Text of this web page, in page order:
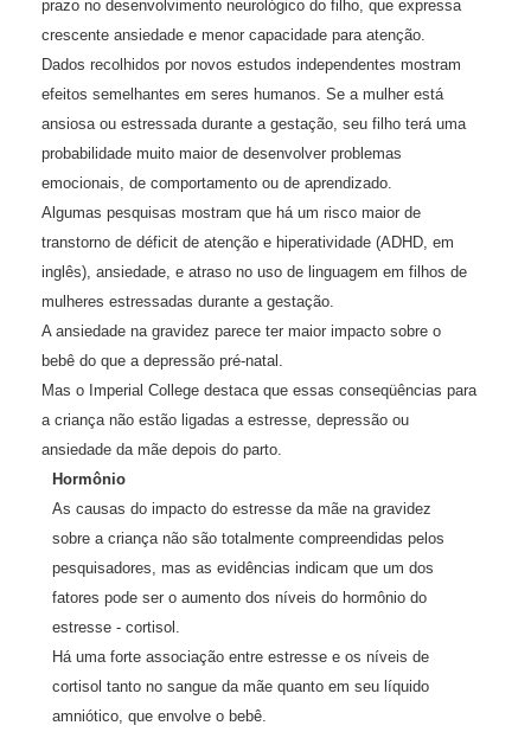
prazo no desenvolvimento neurológico do filho, que expressa
crescente ansiedade e menor capacidade para atenção.
Dados recolhidos por novos estudos independentes mostram
efeitos semelhantes em seres humanos. Se a mulher está
ansiosa ou estressada durante a gestação, seu filho terá uma
probabilidade muito maior de desenvolver problemas
emocionais, de comportamento ou de aprendizado.
Algumas pesquisas mostram que há um risco maior de
transtorno de déficit de atenção e hiperatividade (ADHD, em
inglês), ansiedade, e atraso no uso de linguagem em filhos de
mulheres estressadas durante a gestação.
A ansiedade na gravidez parece ter maior impacto sobre o
bebê do que a depressão pré-natal.
Mas o Imperial College destaca que essas conseqüências para
a criança não estão ligadas a estresse, depressão ou
ansiedade da mãe depois do parto.
Hormônio
As causas do impacto do estresse da mãe na gravidez
sobre a criança não são totalmente compreendidas pelos
pesquisadores, mas as evidências indicam que um dos
fatores pode ser o aumento dos níveis do hormônio do
estresse - cortisol.
Há uma forte associação entre estresse e os níveis de
cortisol tanto no sangue da mãe quanto em seu líquido
amniótico, que envolve o bebê.